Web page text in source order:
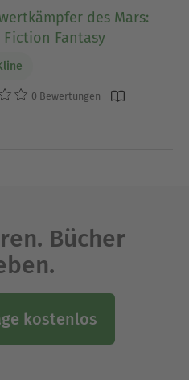
des Mars:
Fiction Fantasy
0 Bewertungen
Bücher
kostenlos